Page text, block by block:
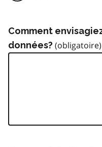
Comment
données?